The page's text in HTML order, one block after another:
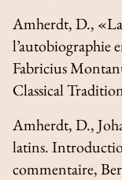
Amherdt, D.,
l’autobiographie
Fabricius
Classical
Amherdt, D.,
latins.
commentaire,